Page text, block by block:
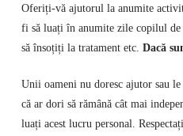
Oferiți-vă ajutorul la anumite
fi să luați în anumite zile copilul de
să însoțiți la tratament etc. Dacă
Unii oameni nu doresc ajutor sau
că ar dori să rămână cât mai
luați acest lucru personal.